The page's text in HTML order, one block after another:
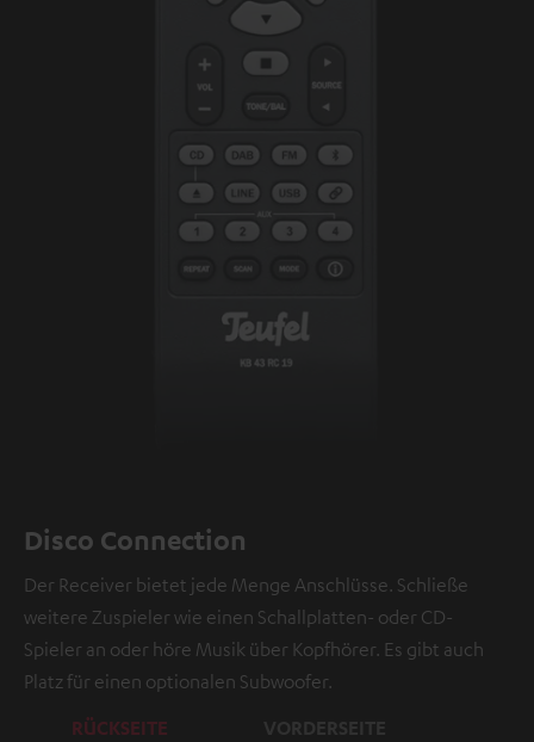
Disco Connection
Der Receiver bietet jede Menge Anschlüsse. Schließe
weitere Zuspieler wie einen Schallplatten- oder CD-
Spieler an oder höre Musik über Kopfhörer. Es gibt auch
Platz für einen optionalen Subwoofer.
RÜCKSEITE